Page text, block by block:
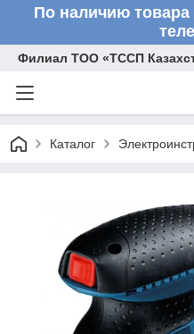
По наличию
Филиал ТОО «ТССП
Каталог